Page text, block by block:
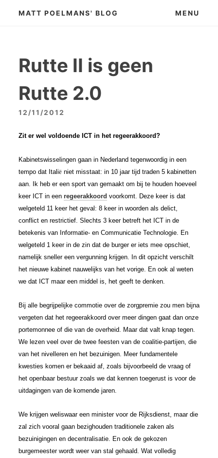
MATT POELMANS' BLOG MENU
Rutte II is geen
Rutte 2.0
12/11/2012
Zit er wel voldoende ICT in het regeerakkoord?
Kabinetswisselingen gaan in Nederland tegenwoordig in een
tempo dat Italië niet misstaat: in 10 jaar tijd traden 5 kabinetten
aan. Ik heb er een sport van gemaakt om bij te houden hoeveel
keer ICT in een regeerakkoord voorkomt. Deze keer is dat
welgeteld 11 keer het geval: 8 keer in woorden als delict,
conflict en restrictief. Slechts 3 keer betreft het ICT in de
betekenis van Informatie- en Communicatie Technologie. En
welgeteld 1 keer in de zin dat de burger er iets mee opschiet,
namelijk sneller een vergunning krijgen. In dit opzicht verschilt
het nieuwe kabinet nauwelijks van het vorige. En ook al weten
we dat ICT maar een middel is, het geeft te denken.
Bij alle begrijpelijke commotie over de zorgpremie zou men bijna
vergeten dat het regeerakkoord over meer dingen gaat dan onze
portemonnee of die van de overheid. Maar dat valt knap tegen.
We lezen veel over de twee feesten van de coalitie-partijen, die
van het nivelleren en het bezuinigen. Meer fundamentele
kwesties komen er bekaaid af, zoals bijvoorbeeld de vraag of
het openbaar bestuur zoals we dat kennen toegerust is voor de
uitdagingen van de komende jaren.
We krijgen weliswaar een minister voor de Rijksdienst, maar die
zal zich vooral gaan bezighouden traditionele zaken als
bezuinigingen en decentralisatie. En ook de gekozen
burgemeester wordt weer van stal gehaald. Wat volledig